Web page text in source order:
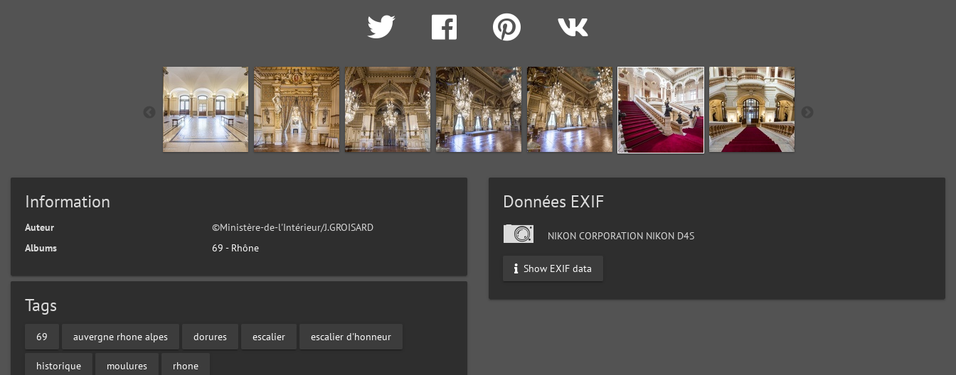
Information
Auteur
©Ministère-de-l'Intérieur/J.GROISARD
Albums
69 - Rhône
Tags
69 auvergne rhone alpes dorures escalier escalier d'honneur
historique moulures rhone
Données EXIF
NIKON CORPORATION NIKON D4S
Show EXIF data